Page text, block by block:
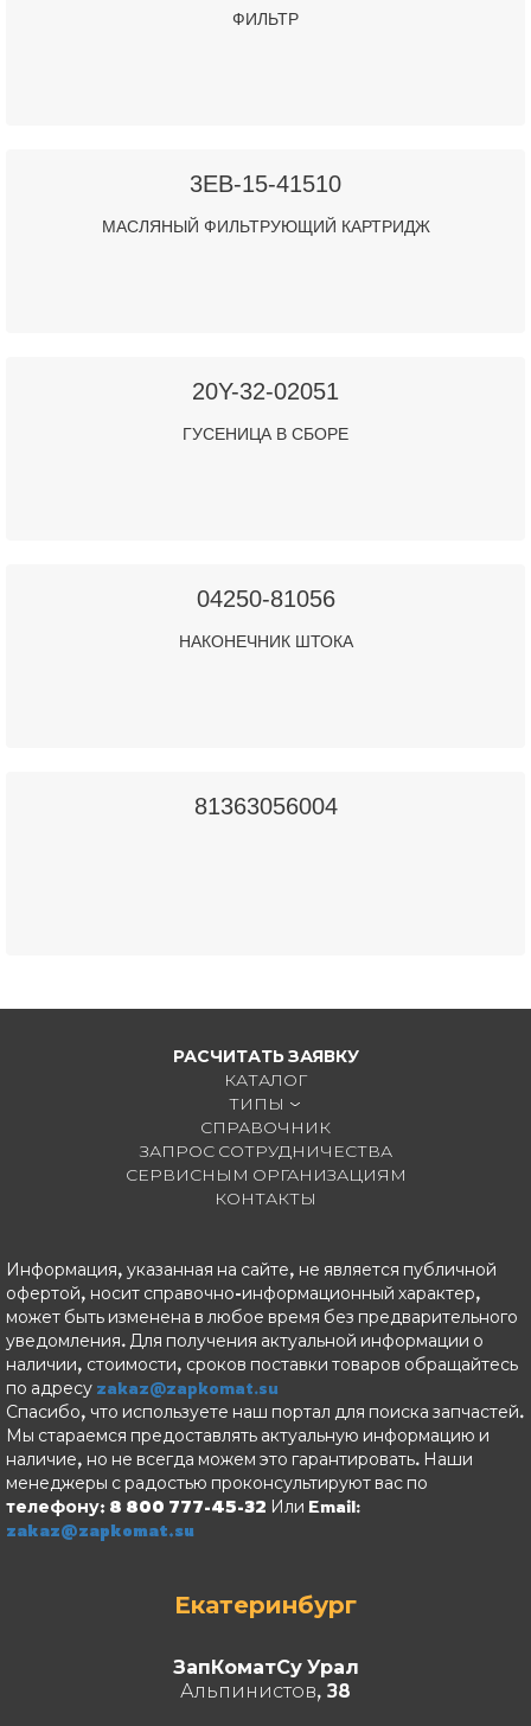
ФИЛЬТР
3EB-15-41510
МАСЛЯНЫЙ ФИЛЬТРУЮЩИЙ КАРТРИДЖ
20Y-32-02051
ГУСЕНИЦА В СБОРЕ
04250-81056
НАКОНЕЧНИК ШТОКА
81363056004
РАСЧИТАТЬ ЗАЯВКУ
КАТАЛОГ
ТИПЫ
СПРАВОЧНИК
ЗАПРОС СОТРУДНИЧЕСТВА
СЕРВИСНЫМ ОРГАНИЗАЦИЯМ
КОНТАКТЫ
Информация, указанная на сайте, не является публичной
офертой, носит справочно-информационный характер,
может быть изменена в любое время без предварительного
уведомления. Для получения актуальной информации о
наличии, стоимости, сроков поставки товаров обращайтесь
по адресу zakaz@zapkomat.su
Спасибо, что используете наш портал для поиска запчастей.
Мы стараемся предоставлять актуальную информацию и
наличие, но не всегда можем это гарантировать. Наши
менеджеры с радостью проконсультируют вас по
телефону: 8 800 777-45-32 Или Email:
zakaz@zapkomat.su
Екатеринбург
ЗапКоматСу Урал
Альпинистов, 38